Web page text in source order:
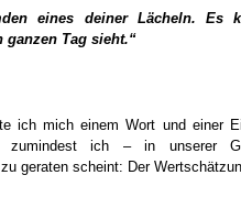
eines deiner Lächeln. Es
ganzen Tag sieht.“
ich mich einem Wort und einer
ich – in unserer
geraten scheint: Der